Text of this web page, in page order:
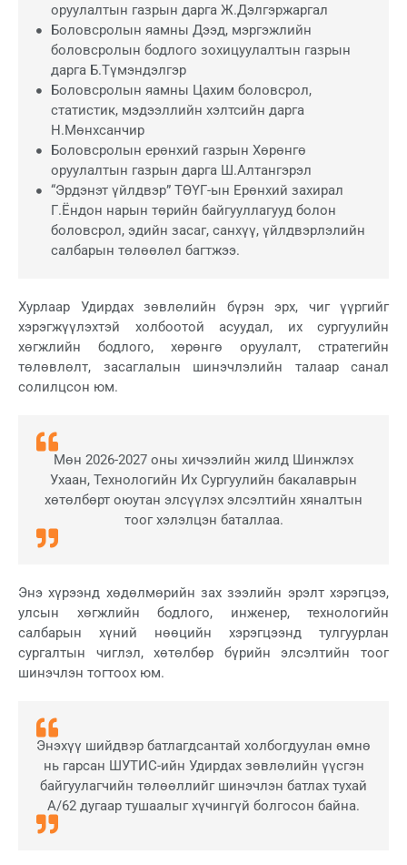
оруулалтын газрын дарга Ж.Дэлгэржаргал
Боловсролын яамны Дээд, мэргэжлийн
боловсролын бодлого зохицуулалтын газрын
дарга Б.Түмэндэлгэр
Боловсролын яамны Цахим боловсрол,
статистик, мэдээллийн хэлтсийн дарга
Н.Мөнхсанчир
Боловсролын ерөнхий газрын Хөрөнгө
оруулалтын газрын дарга Ш.Алтангэрэл
“Эрдэнэт үйлдвэр” ТӨҮГ-ын Ерөнхий захирал
Г.Ёндон нарын төрийн байгууллагууд болон
боловсрол, эдийн засаг, санхүү, үйлдвэрлэлийн
салбарын төлөөлөл багтжээ.
Хурлаар Удирдах зөвлөлийн бүрэн эрх, чиг үүргийг
хэрэгжүүлэхтэй холбоотой асуудал, их сургуулийн
хөгжлийн бодлого, хөрөнгө оруулалт, стратегийн
төлөвлөлт, засаглалын шинэчлэлийн талаар санал
солилцсон юм.
Мөн 2026-2027 оны хичээлийн жилд Шинжлэх
Ухаан, Технологийн Их Сургуулийн бакалаврын
хөтөлбөрт оюутан элсүүлэх элсэлтийн хяналтын
тоог хэлэлцэн баталлаа.
Энэ хүрээнд хөдөлмөрийн зах зээлийн эрэлт хэрэгцээ,
улсын хөгжлийн бодлого, инженер, технологийн
салбарын хүний нөөцийн хэрэгцээнд тулгуурлан
сургалтын чиглэл, хөтөлбөр бүрийн элсэлтийн тоог
шинэчлэн тогтоох юм.
Энэхүү шийдвэр батлагдсантай холбогдуулан өмнө
нь гарсан ШУТИС-ийн Удирдах зөвлөлийн үүсгэн
байгуулагчийн төлөөллийг шинэчлэн батлах тухай
А/62 дугаар тушаалыг хүчингүй болгосон байна.